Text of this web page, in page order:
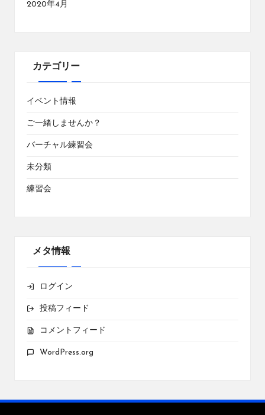
2020年4月
カテゴリー
イベント情報
ご一緒しませんか？
バーチャル練習会
未分類
練習会
メタ情報
ログイン
投稿フィード
コメントフィード
WordPress.org